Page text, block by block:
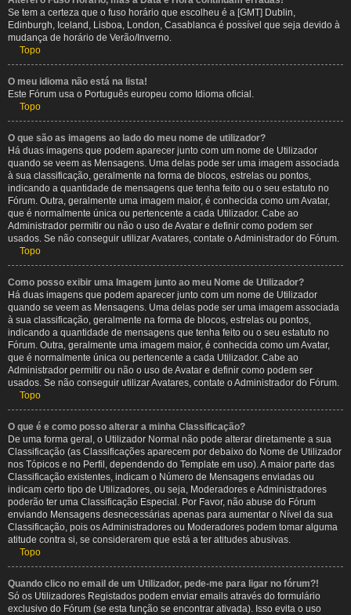
Se tem a certeza que o fuso horário que escolheu é a [GMT] Dublin,
Edinburgh, Iceland, Lisboa, London, Casablanca é possível que seja devido à
mudança de horário de Verão/Inverno.
Topo
O meu idioma não está na lista!
Este Fórum usa o Português europeu como Idioma oficial.
Topo
O que são as imagens ao lado do meu nome de utilizador?
Há duas imagens que podem aparecer junto com um nome de Utilizador
quando se veem as Mensagens. Uma delas pode ser uma imagem associada
à sua classificação, geralmente na forma de blocos, estrelas ou pontos,
indicando a quantidade de mensagens que tenha feito ou o seu estatuto no
Fórum. Outra, geralmente uma imagem maior, é conhecida como um Avatar,
que é normalmente única ou pertencente a cada Utilizador. Cabe ao
Administrador permitir ou não o uso de Avatar e definir como podem ser
usados. Se não conseguir utilizar Avatares, contate o Administrador do Fórum.
Topo
Como posso exibir uma Imagem junto ao meu Nome de Utilizador?
Há duas imagens que podem aparecer junto com um nome de Utilizador
quando se veem as Mensagens. Uma delas pode ser uma imagem associada
à sua classificação, geralmente na forma de blocos, estrelas ou pontos,
indicando a quantidade de mensagens que tenha feito ou o seu estatuto no
Fórum. Outra, geralmente uma imagem maior, é conhecida como um Avatar,
que é normalmente única ou pertencente a cada Utilizador. Cabe ao
Administrador permitir ou não o uso de Avatar e definir como podem ser
usados. Se não conseguir utilizar Avatares, contate o Administrador do Fórum.
Topo
O que é e como posso alterar a minha Classificação?
De uma forma geral, o Utilizador Normal não pode alterar diretamente a sua
Classificação (as Classificações aparecem por debaixo do Nome de Utilizador
nos Tópicos e no Perfil, dependendo do Template em uso). A maior parte das
Classificação existentes, indicam o Número de Mensagens enviadas ou
indicam certo tipo de Utilizadores, ou seja, Moderadores e Administradores
poderão ter uma Classificação Especial. Por Favor, não abuse do Fórum
enviando Mensagens desnecessárias apenas para aumentar o Nível da sua
Classificação, pois os Administradores ou Moderadores podem tomar alguma
atitude contra si, se considerarem que está a ter atitudes abusivas.
Topo
Quando clico no email de um Utilizador, pede-me para ligar no fórum?!
Só os Utilizadores Registados podem enviar emails através do formulário
exclusivo do Fórum (se esta função se encontrar ativada). Isso evita o uso